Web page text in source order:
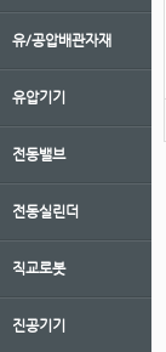
유/공압배관자재
유압기기
전동밸브
전동실린더
직교로봇
진공기기